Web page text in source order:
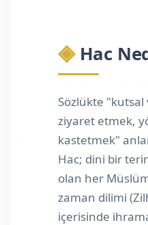
◈Hac
Sözlükte
ziyaret etmek,
kastetmek"
Hac; dini bir
olan her
zaman dilimi
içerisinde